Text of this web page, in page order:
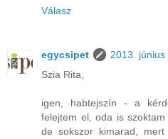
Válasz
egycsipet
2013. június
Szia Rita,
igen, habtejszín - a
felejtem el, oda is
de sokszor kimarad,